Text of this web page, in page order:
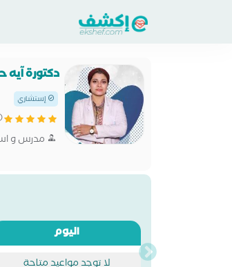
دكتورة آيه
إستشاري
(5 تقييم)
مدرس و
اليوم